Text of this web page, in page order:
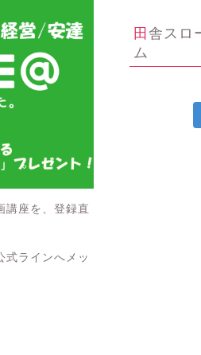
講座を、登録直
式ラインへメッ
田舎スローライフ経営のインスタグラ
ム